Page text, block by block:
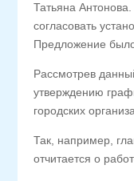
Татьяна
согласовать
Предложение
Рассмотрев
утверждению
городских
Так, например,
отчитается о